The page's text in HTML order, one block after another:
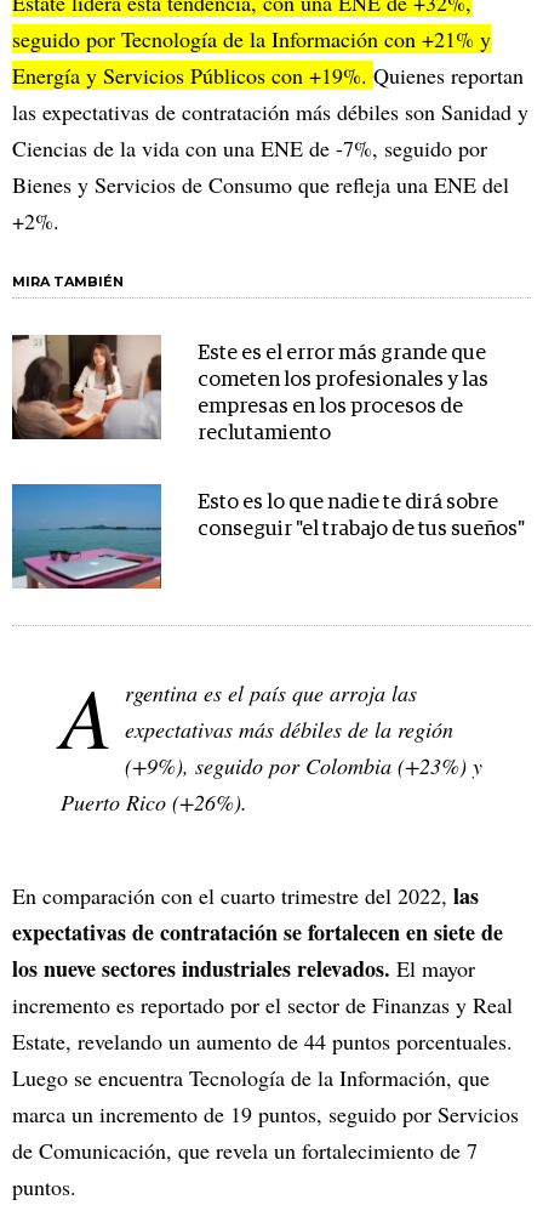
seguido por Tecnología de la Información con +21% y
Energía y Servicios Públicos con +19%. Quienes reportan
las expectativas de contratación más débiles son Sanidad y
Ciencias de la vida con una ENE de -7%, seguido por
Bienes y Servicios de Consumo que refleja una ENE del
+2%.
MIRA TAMBIÉN
Este es el error más grande que
cometen los profesionales y las
empresas en los procesos de
reclutamiento
Esto es lo que nadie te dirá sobre
conseguir "el trabajo de tus sueños"
A
rgentina es el país que arroja las
expectativas más débiles de la región
(+9%), seguido por Colombia (+23%) y
Puerto Rico (+26%).
En comparación con el cuarto trimestre del 2022, las
expectativas de contratación se fortalecen en siete de
los nueve sectores industriales relevados. El mayor
incremento es reportado por el sector de Finanzas y Real
Estate, revelando un aumento de 44 puntos porcentuales.
Luego se encuentra Tecnología de la Información, que
marca un incremento de 19 puntos, seguido por Servicios
de Comunicación, que revela un fortalecimiento de 7
puntos.